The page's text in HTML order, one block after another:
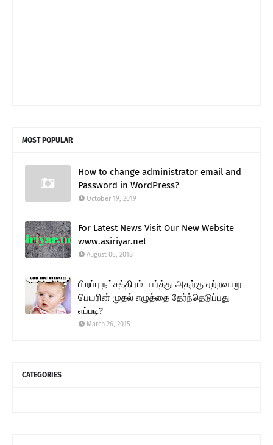
MOST POPULAR
How to change administrator email and
Password in WordPress?
October 19, 2019
For Latest News Visit Our New Website
www.asiriyar.net
August 06, 2018
பிறப்பு நட்சத்திரம் பார்த்து அதற்கு ஏற்றவாறு
பெயரின் முதல் எழுத்தை தேர்ந்தெடுப்பது
எப்படி?
March 26, 2015
CATEGORIES